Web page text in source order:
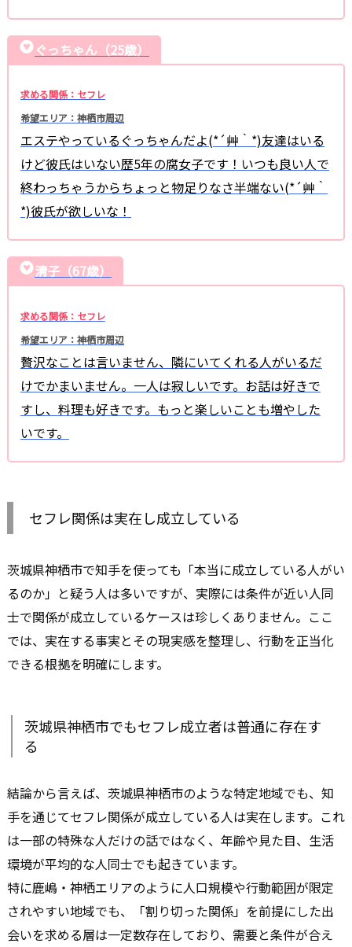
ぐっちゃん（25歳）
求める関係：セフレ
希望エリア：神栖市周辺
エステやっているぐっちゃんだよ(*´艸｀*)友達はいる
けど彼氏はいない歴5年の腐女子です！いつも良い人で
終わっちゃうからちょっと物足りなさ半端ない(*´艸｀
*)彼氏が欲しいな！
清子（67歳）
求める関係：セフレ
希望エリア：神栖市周辺
贅沢なことは言いません、隣にいてくれる人がいるだ
けでかまいません。一人は寂しいです。お話は好きで
すし、料理も好きです。もっと楽しいことも増やした
いです。
セフレ関係は実在し成立している
茨城県神栖市で知手を使っても「本当に成立している人がい
るのか」と疑う人は多いですが、実際には条件が近い人同
士で関係が成立しているケースは珍しくありません。ここ
では、実在する事実とその現実感を整理し、行動を正当化
できる根拠を明確にします。
茨城県神栖市でもセフレ成立者は普通に存在す
る
結論から言えば、茨城県神栖市のような特定地域でも、知
手を通じてセフレ関係が成立している人は実在します。これ
は一部の特殊な人だけの話ではなく、年齢や見た目、生活
環境が平均的な人同士でも起きています。
特に鹿嶋・神栖エリアのように人口規模や行動範囲が限定
されやすい地域でも、「割り切った関係」を前提にした出
会いを求める層は一定数存在しており、需要と条件が合え